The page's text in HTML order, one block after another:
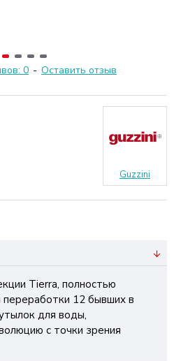
0 - Оставить отзыв
Guzzini
Tierra, полностью
переработки 12 бывших в
для воды,
с точки зрения